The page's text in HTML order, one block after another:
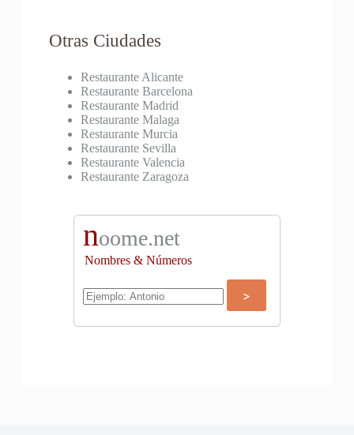
Otras Ciudades
Restaurante Alicante
Restaurante Barcelona
Restaurante Madrid
Restaurante Malaga
Restaurante Murcia
Restaurante Sevilla
Restaurante Valencia
Restaurante Zaragoza
noome.net
Nombres & Números